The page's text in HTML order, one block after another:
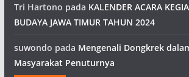
Tri Hartono pada KALENDER ACARA
BUDAYA JAWA TIMUR TAHUN 2024
suwondo pada Mengenali Dongkrek
Masyarakat Penuturnya